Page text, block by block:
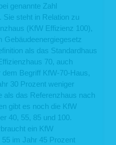
genannte Zahl
Sie steht in Relation zu
(KfW Effizienz 100),
Gebäudeenergiegesetz
als das Standardhaus
70, auch
dem Begriff KfW-70-Haus,
30 Prozent weniger
als das Referenzhaus nach
gibt es noch die KfW
40, 55, 85 und 100.
ein KfW
im Jahr 45 Prozent